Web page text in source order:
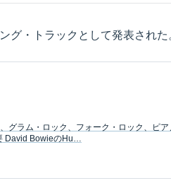
グ・トラックとして発表された
グラム・ロック、フォーク・ロック、ピア
David BowieのHu…